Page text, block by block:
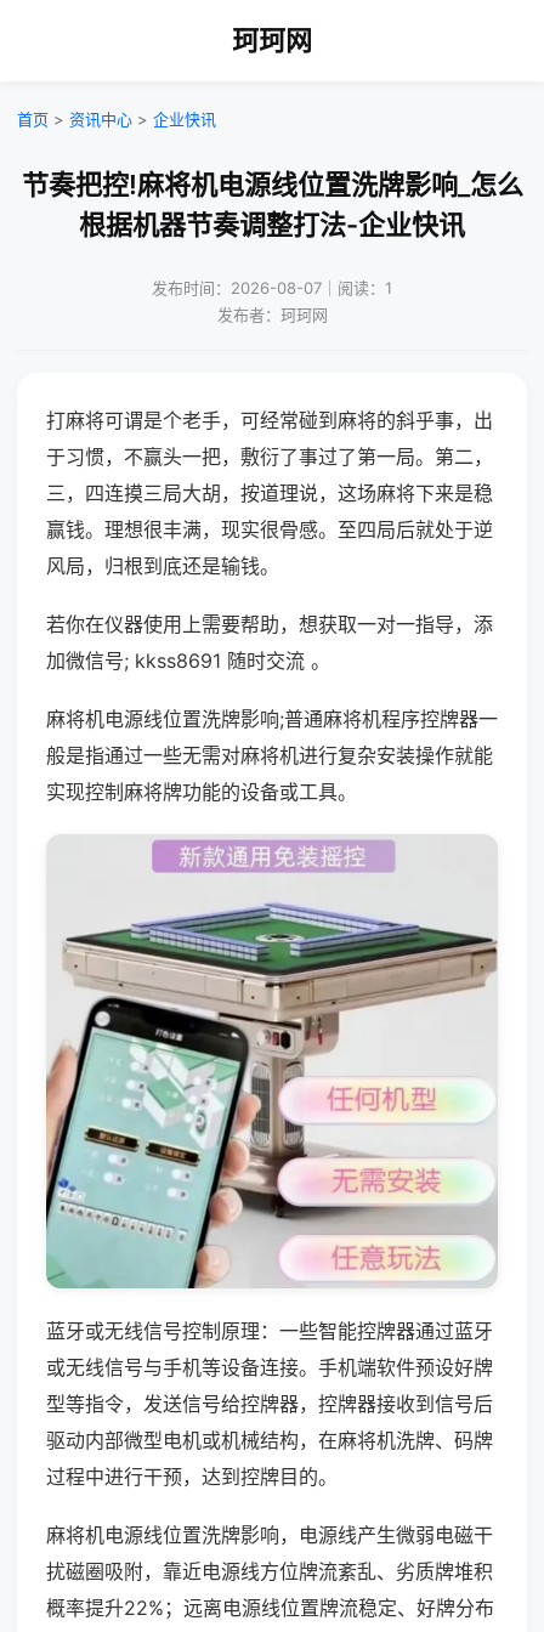
珂珂网
首页 > 资讯中心 > 企业快讯
节奏把控!麻将机电源线位置洗牌影响_怎么
根据机器节奏调整打法-企业快讯
发布时间：2026-08-07｜阅读：1
发布者：珂珂网
打麻将可谓是个老手，可经常碰到麻将的斜乎事，出
于习惯，不赢头一把，敷衍了事过了第一局。第二，
三，四连摸三局大胡，按道理说，这场麻将下来是稳
赢钱。理想很丰满，现实很骨感。至四局后就处于逆
风局，归根到底还是输钱。
若你在仪器使用上需要帮助，想获取一对一指导，添
加微信号; kkss8691 随时交流 。
麻将机电源线位置洗牌影响;普通麻将机程序控牌器一
般是指通过一些无需对麻将机进行复杂安装操作就能
实现控制麻将牌功能的设备或工具。
蓝牙或无线信号控制原理：一些智能控牌器通过蓝牙
或无线信号与手机等设备连接。手机端软件预设好牌
型等指令，发送信号给控牌器，控牌器接收到信号后
驱动内部微型电机或机械结构，在麻将机洗牌、码牌
过程中进行干预，达到控牌目的。
麻将机电源线位置洗牌影响，电源线产生微弱电磁干
扰磁圈吸附，靠近电源线方位牌流紊乱、劣质牌堆积
概率提升22%；远离电源线位置牌流稳定、好牌分布